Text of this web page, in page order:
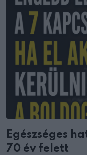
Egészséges
70 év felett